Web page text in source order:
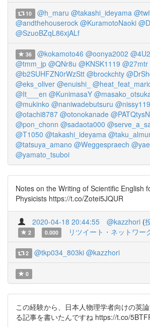
10 @h_maru @takashi_ideyama
@andthehouserock @KuramotoNaoki
@SzuoBZqL86xjALf
36 @kokamoto46 @oonya2002
@tmm_jp @QNr8u @KNSK1119 @27mtr
@b2SUHFZN0rWzStt @brockchty
@eks_oliver @enuishi_
@It___en @KunimasaY
@mukinko @naniwadebutsuru
@otachi8787 @otonokanade
@pon_chonn @sadaota000
@T1050 @takashi_ideyama
@tatsuya_amano @Weggespraech
@yamato_tsuboi
Notes on the Writing of Scientific English
Physicists https://t.co/Zotei5JQUR
2020-04-18 20:44:55 @kazzhori (
2
0.000 リツイート・ネットワー
2 @tkp034_803ki @kazzhori
0
この経験から、日本人物理学者向けの英
る記事を書いたんですね https://t.co/